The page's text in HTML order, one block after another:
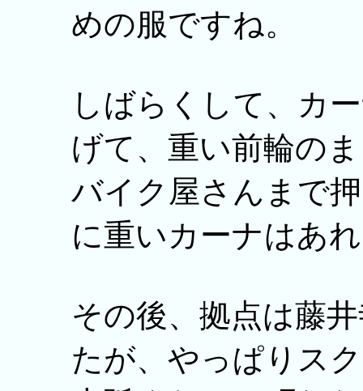
めの服ですね。
しばらくして、カ
げて、重い前輪の
バイク屋さんまで
に重いカーナはあ
その後、拠点は藤
たが、やっぱりス